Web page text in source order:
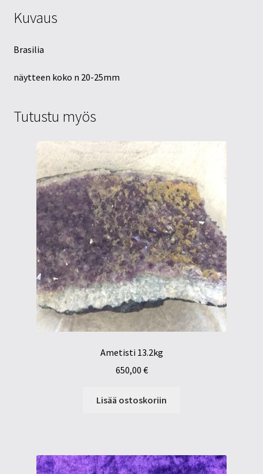
Kuvaus
Brasilia
näytteen koko n 20-25mm
Tutustu myös
Ametisti 13.2kg
650,00 €
Lisää ostoskoriin